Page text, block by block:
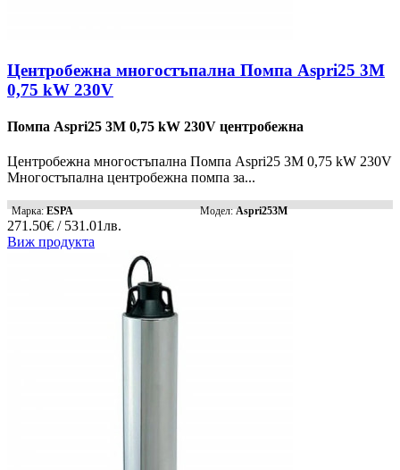
Центробежна многостъпална Помпа Aspri25 3M
0,75 kW 230V
Помпа Aspri25 3M 0,75 kW 230V центробежна
Центробежна многостъпална Помпа Aspri25 3M 0,75 kW 230V
Многостъпална центробежна помпа за...
Марка:ESPA Модел:Aspri253M
271.50€ / 531.01лв.
Виж продукта